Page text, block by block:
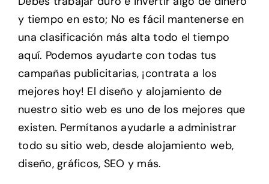
y tiempo en esto; No es fácil mantenerse en
una clasificación más alta todo el tiempo
aquí. Podemos ayudarte con todas tus
campañas publicitarias, ¡contrata a los
mejores hoy! El diseño y alojamiento de
nuestro sitio web es uno de los mejores que
existen. Permítanos ayudarle a administrar
todo su sitio web, desde alojamiento web,
diseño, gráficos, SEO y más.